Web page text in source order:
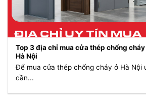
Top 3 địa chỉ mua cửa thép chống
Hà Nội
Để mua cửa thép chống cháy ở Hà Nội
cần...